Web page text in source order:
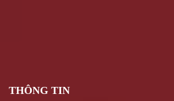
THÔNG TIN